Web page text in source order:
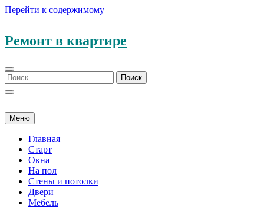
Перейти к содержимому
Ремонт в квартире
Меню
Главная
Старт
Окна
На пол
Стены и потолки
Двери
Мебель